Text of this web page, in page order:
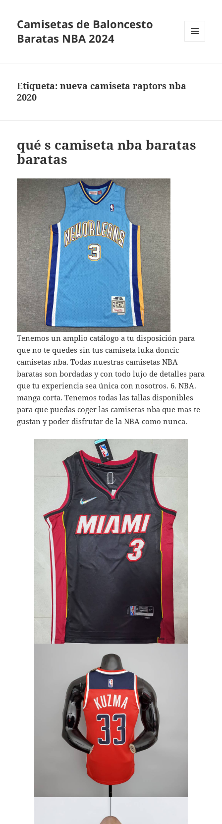
Camisetas de Baloncesto
Baratas NBA 2024
Etiqueta:nueva camiseta raptors nba
2020
qué s camiseta nba baratas
baratas
Tenemos un amplio catálogo a tu disposición para
que no te quedes sin tuscamiseta luka doncic
camisetas nba. Todas nuestras camisetas NBA
baratas son bordadas y con todo lujo de detalles para
que tu experiencia sea única con nosotros. 6. NBA.
manga corta. Tenemos todas las tallas disponibles
para que puedas coger las camisetas nba que mas te
gustan y poder disfrutar de la NBA como nunca.